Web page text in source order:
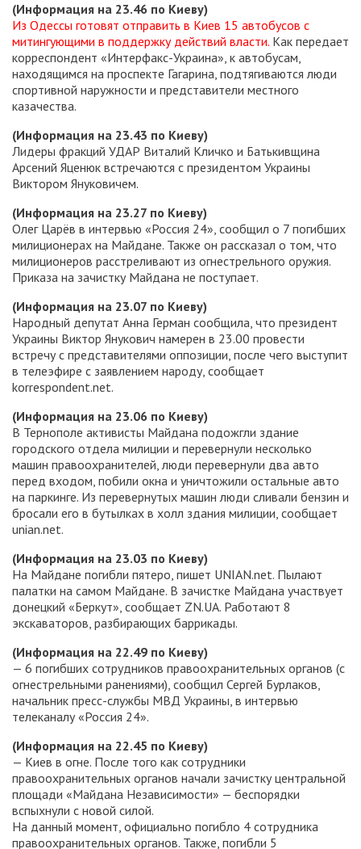
(Информация на 23.46 по Киеву)
Из Одессы готовят отправить в Киев 15 автобусов с
митингующими в поддержку действий власти. Как передает
корреспондент «Интерфакс-Украина», к автобусам,
находящимся на проспекте Гагарина, подтягиваются люди
спортивной наружности и представители местного
казачества.
(Информация на 23.43 по Киеву)
Лидеры фракций УДАР Виталий Кличко и Батькивщина
Арсений Яценюк встречаются с президентом Украины
Виктором Януковичем.
(Информация на 23.27 по Киеву)
Олег Царёв в интервью «Россия 24», сообщил о 7 погибших
милиционерах на Майдане. Также он рассказал о том, что
милиционеров расстреливают из огнестрельного оружия.
Приказа на зачистку Майдана не поступает.
(Информация на 23.07 по Киеву)
Народный депутат Анна Герман сообщила, что президент
Украины Виктор Янукович намерен в 23.00 провести
встречу с представителями оппозиции, после чего выступит
в телеэфире с заявлением народу, сообщает
korrespondent.net.
(Информация на 23.06 по Киеву)
В Тернополе активисты Майдана подожгли здание
городского отдела милиции и перевернули несколько
машин правоохранителей, люди перевернули два авто
перед входом, побили окна и уничтожили остальные авто
на паркинге. Из перевернутых машин люди сливали бензин и
бросали его в бутылках в холл здания милиции, сообщает
unian.net.
(Информация на 23.03 по Киеву)
На Майдане погибли пятеро, пишет UNIAN.net. Пылают
палатки на самом Майдане. В зачистке Майдана участвует
донецкий «Беркут», сообщает ZN.UA. Работают 8
экскаваторов, разбирающих баррикады.
(Информация на 22.49 по Киеву)
— 6 погибших сотрудников правоохранительных органов (с
огнестрельными ранениями), сообщил Сергей Бурлаков,
начальник пресс-службы МВД Украины, в интервью
телеканалу «Россия 24».
(Информация на 22.45 по Киеву)
— Киев в огне. После того как сотрудники
правоохранительных органов начали зачистку центральной
площади «Майдана Независимости» — беспорядки
вспыхнули с новой силой.
На данный момент, официально погибло 4 сотрудника
правоохранительных органов. Также, погибли 5